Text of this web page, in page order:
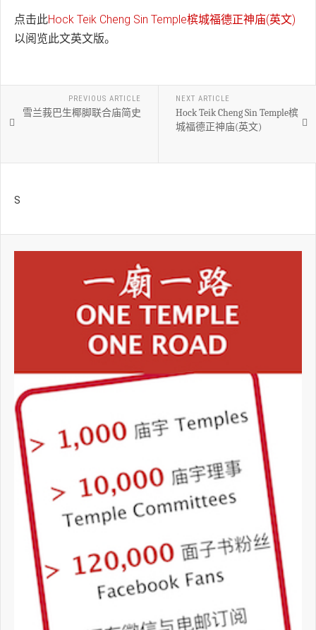
点击此Hock Teik Cheng Sin Temple槟城福德正神庙(英文)
以阅览此文英文版。
PREVIOUS ARTICLE
雪兰莪巴生椰脚联合庙简史
NEXT ARTICLE
Hock Teik Cheng Sin Temple槟
城福德正神庙(英文)
S